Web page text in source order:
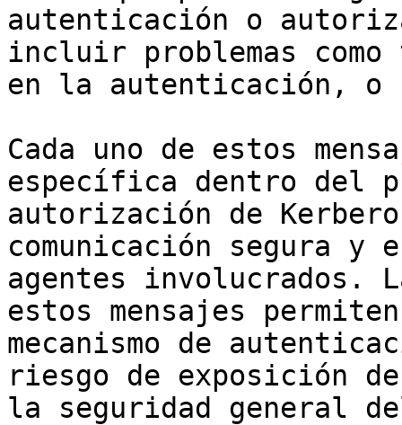
autenticación o
incluir problemas
en la autenticación, o
Cada uno de estos
específica dentro del
autorización de
comunicación segura
agentes involucrados.
estos mensajes
mecanismo de
riesgo de exposición
la seguridad general